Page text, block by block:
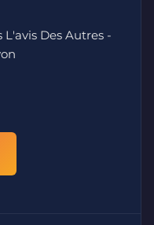
Des Autres -